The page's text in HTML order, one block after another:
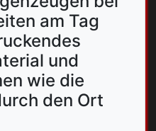
am Tag
und
wie die
den Ort